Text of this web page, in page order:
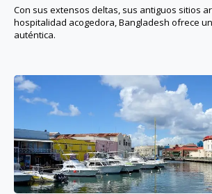
Con sus extensos deltas, sus antiguos sitios
hospitalidad acogedora, Bangladesh ofrece
auténtica.